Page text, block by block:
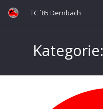
TC ´85 Dernbach
Kategorie: